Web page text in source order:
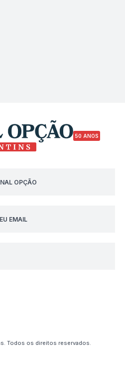
50 ANOS
OPÇÃO
EMAIL
Todos os direitos reservados.